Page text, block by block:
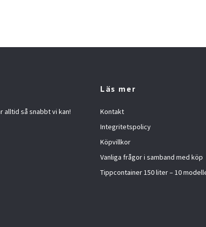
alltid så snabbt vi kan!
Läs mer
Kontakt
Integritetspolicy
Köpvillkor
Vanliga frågor i samband med köp
Tippcontainer 150 liter – 10